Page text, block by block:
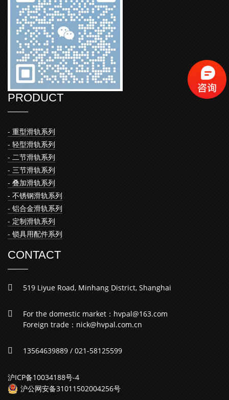
PRODUCT
- 重型滑轨系列
- 轻型滑轨系列
- 二节滑轨系列
- 三节滑轨系列
- 叠加滑轨系列
- 不锈钢滑轨系列
- 铝合金滑轨系列
- 定制滑轨系列
- 锁具用配件系列
CONTACT
519 Liyue Road, Minhang District, Shanghai
For the domestic market：hvpal@163.com
Foreign trade：nick@hvpal.com.cn
13564639889 / 021-58125599
沪ICP备10034188号-4
沪公网安备31011502004256号